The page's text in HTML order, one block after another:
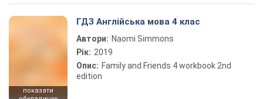
показати
ГДЗ Англійська мова 4 клас
Автори: Naomi Simmons
Рік: 2019
Опис: Family and Friends 4 workbook 2nd
edition